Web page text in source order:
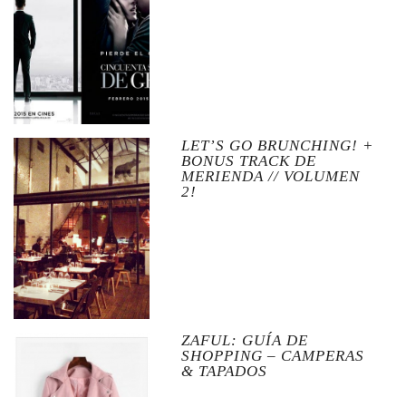
LET’S GO BRUNCHING! +
BONUS TRACK DE
MERIENDA // VOLUMEN
2!
ZAFUL: GUÍA DE
SHOPPING – CAMPERAS
& TAPADOS